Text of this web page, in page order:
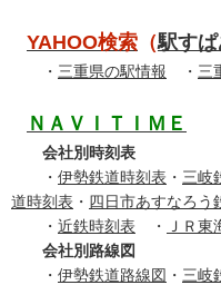
YAHOO検索 （駅すぱ
・ 三重県の駅情報 ・ 三
ＮＡＶＩＴＩＭＥ
会社別時刻表
・ 伊勢鉄道時刻表 ・ 三岐
道時刻表 ・ 四日市あすなろう
・ 近鉄時刻表 ・ ＪＲ東
会社別路線図
・ 伊勢鉄道路線図 ・ 三岐